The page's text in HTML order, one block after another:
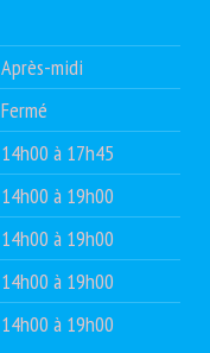
Après-midi
Fermé
14h00 à 17h45
14h00 à 19h00
14h00 à 19h00
14h00 à 19h00
14h00 à 19h00